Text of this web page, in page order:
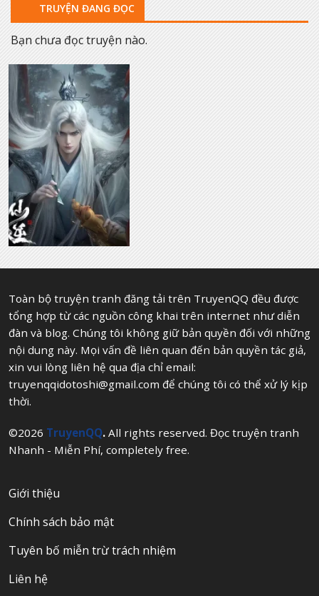
TRUYỆN ĐANG ĐỌC
Bạn chưa đọc truyện nào.
Toàn bộ truyện tranh đăng tải trên TruyenQQ đều được
tổng hợp từ các nguồn công khai trên internet như diễn
đàn và blog. Chúng tôi không giữ bản quyền đối với những
nội dung này. Mọi vấn đề liên quan đến bản quyền tác giả,
xin vui lòng liên hệ qua địa chỉ email:
truyenqqidotoshi@gmail.com để chúng tôi có thể xử lý kịp
thời.
©2026 TruyenQQ. All rights reserved. Đọc truyện tranh
Nhanh - Miễn Phí, completely free.
Giới thiệu
Chính sách bảo mật
Tuyên bố miễn trừ trách nhiệm
Liên hệ